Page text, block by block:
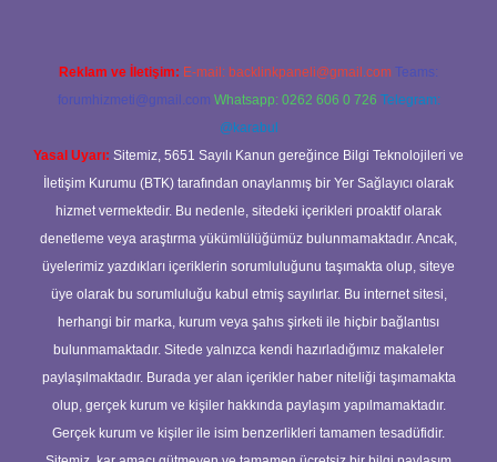
Reklam ve İletişim: E-mail: backlinkpaneli@gmail.com Teams:
forumhizmeti@gmail.com Whatsapp: 0262 606 0 726 Telegram:
@karabul
Yasal Uyarı: Sitemiz, 5651 Sayılı Kanun gereğince Bilgi Teknolojileri ve
İletişim Kurumu (BTK) tarafından onaylanmış bir Yer Sağlayıcı olarak
hizmet vermektedir. Bu nedenle, sitedeki içerikleri proaktif olarak
denetleme veya araştırma yükümlülüğümüz bulunmamaktadır. Ancak,
üyelerimiz yazdıkları içeriklerin sorumluluğunu taşımakta olup, siteye
üye olarak bu sorumluluğu kabul etmiş sayılırlar. Bu internet sitesi,
herhangi bir marka, kurum veya şahıs şirketi ile hiçbir bağlantısı
bulunmamaktadır. Sitede yalnızca kendi hazırladığımız makaleler
paylaşılmaktadır. Burada yer alan içerikler haber niteliği taşımamakta
olup, gerçek kurum ve kişiler hakkında paylaşım yapılmamaktadır.
Gerçek kurum ve kişiler ile isim benzerlikleri tamamen tesadüfidir.